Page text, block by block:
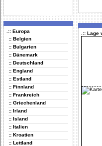
.:: Europa
:: Belgien
:: Bulgarien
:: Dänemark
:: Deutschland
:: England
:: Estland
:: Finnland
:: Frankreich
:: Griechenland
:: Irland
:: Island
:: Italien
:: Kroatien
:: Lettland
.:: Lage